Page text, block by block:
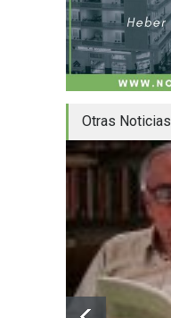
Otras Noticias